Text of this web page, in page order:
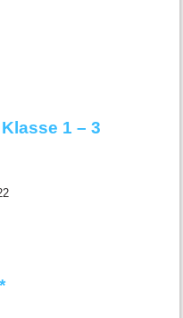
1 – 3